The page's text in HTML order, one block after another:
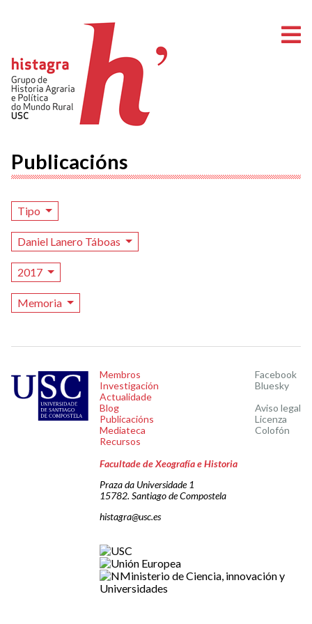
Publicacións
Tipo
Daniel Lanero Táboas
2017
Memoria
Membros
Investigación
Actualidade
Blog
Publicacións
Mediateca
Recursos
Facebook
Bluesky
Aviso legal
Licenza
Colofón
Facultade de Xeografía e Historia
Praza da Universidade 1
15782. Santiago de Compostela
histagra@usc.es